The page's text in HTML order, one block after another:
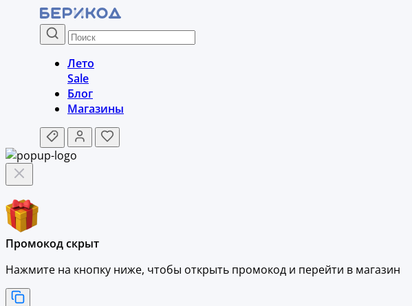
Лето
Sale
Блог
Магазины
Промокод скрыт
Нажмите на кнопку ниже, чтобы открыть промокод и перейти в магазин